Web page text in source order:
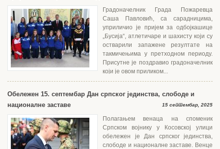
Градоначелник Града Пожаревца
Саша Павловић, са сарадницима,
уприличио је пријем за одбојкашице
„Бусија“, атлетичаре и шахисту који су
остварили запажене резултате на
такмичењима у претходном периоду.
Присутне је поздравио градоначелник
који је овом приликом...
Обележен 15. септембар Дан српског јединства, слободе и
националне заставе
15 септембар, 2025
Полагањем венаца на споменик
Српском војнику у Косовској улици
обележен је Дан српског јединства,
слободе и националне заставе. Венце